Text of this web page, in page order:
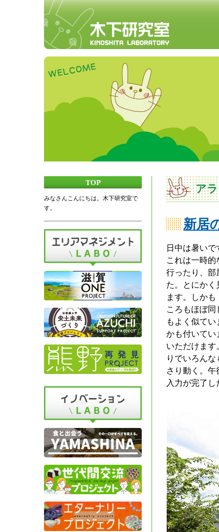
TOP
みなさんこんにちは。木下研究室で
す。
ア
新居
日中は暑い
これは一時
行ったり、部
た。とにか
ます。しか
ころもほぼ
もよく似て
かも付いて
いただけま
りでいろん
さり動く。
入力が完了